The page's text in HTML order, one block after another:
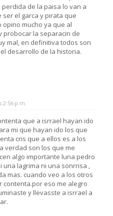
de la paisa lo van a
el garca y pirata que
mucho ya que al
probocar la separacin de
mal, en definitiva todos son
desarrollo de la historia.
p.m.
que a isrrael hayan ido
mi que hayan ido los que
cris que a ellos es a los
verdad son los que me
algo importante luna pedro
una lagrima ni una sonrrisa ,
mas. cuando veo a los otros
contenta.por eso me alegro
y llevasste a isrrael a